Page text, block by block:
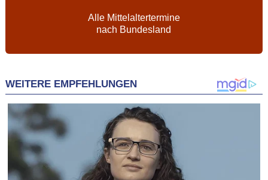
Alle Mittelaltertermine
nach Bundesland